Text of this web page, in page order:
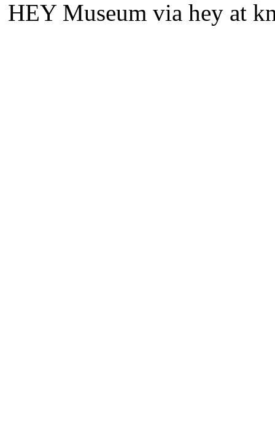
HEY Museum via hey at